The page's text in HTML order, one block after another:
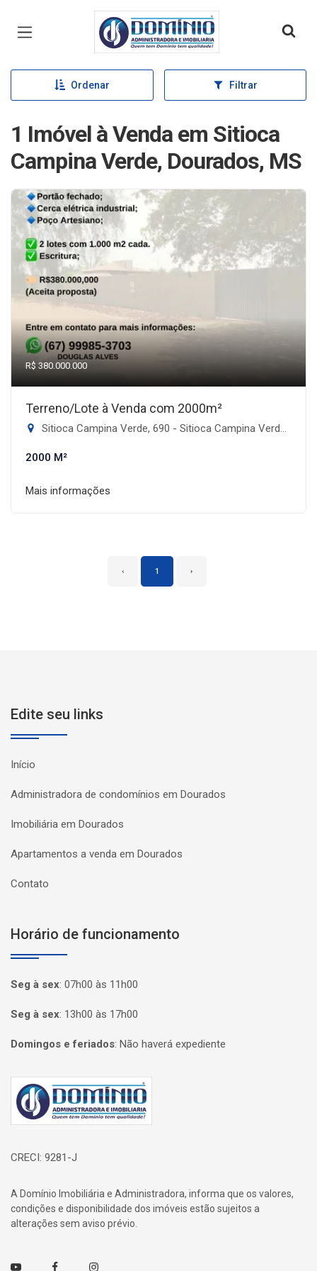
Página inicial
Ordenar Filtrar
1 Imóvel à Venda em Sitioca
Campina Verde, Dourados, MS
R$ 380.000.000
Terreno/Lote à Venda com 2000m²
Sitioca Campina Verde, 690 - Sitioca Campina Verde, Dourados-MS
2000 M²
Mais informações
‹ 1 ›
Edite seu links
Início
Administradora de condomínios em Dourados
Imobiliária em Dourados
Apartamentos a venda em Dourados
Contato
Horário de funcionamento
Seg à sex: 07h00 às 11h00
Seg à sex: 13h00 às 17h00
Domingos e feriados: Não haverá expediente
Página inicial
CRECI: 9281-J
A Domínio Imobiliária e Administradora, informa que os valores,
condições e disponibilidade dos imóveis estão sujeitos a
alterações sem aviso prévio.
Youtube FacebookInstagram